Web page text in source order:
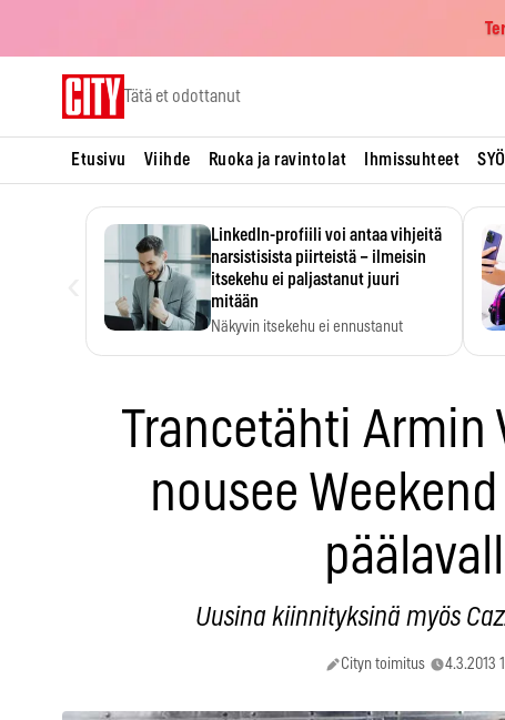
Tätä et odottanut
Etusivu Viihde Ruoka ja ravintolat Ihmissuhteet
LinkedIn-profiili voi antaa vihjeitä
narsistisista piirteistä – ilmeisin
itsekehu ei paljastanut juuri
mitään
Näkyvin itsekehu ei ennustanut
Trancetähti Armin
nousee
Uusina kiinnityksinä myös
Cityn toimitus 4.3.2013